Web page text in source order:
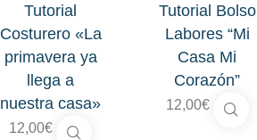
Tutorial
Costurero «La
primavera ya
llega a
nuestra casa»
12,00€
Tutorial Bolso
Labores “Mi
Casa Mi
Corazón”
12,00€